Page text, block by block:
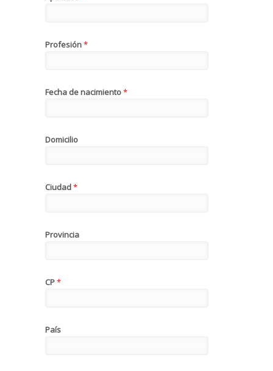
Profesión*
Fecha de nacimiento*
Domicilio
Ciudad*
Provincia
CP*
País